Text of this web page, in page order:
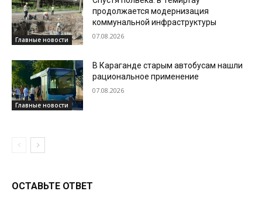
Главные новости
продолжается модернизация
коммунальной инфраструктуры
07.08.2026
Главные новости
В Караганде старым автобусам нашли
рациональное применение
07.08.2026
ОСТАВЬТЕ ОТВЕТ